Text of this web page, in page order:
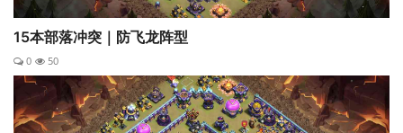
15本部落冲突｜防飞龙阵型
0 50